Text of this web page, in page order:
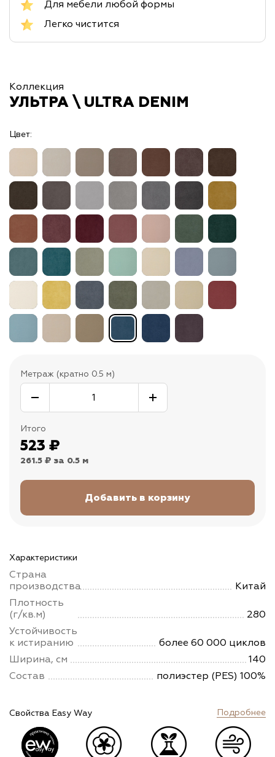
Для мебели любой формы
Легко чистится
Коллекция
УЛЬТРА \ ULTRA DENIM
Цвет:
Метраж (кратно 0.5 м)
Итого
523 ₽
261.5 ₽ за 0.5 м
Характеристики
Страна
производства
Китай
Плотность
(г/кв.м)
280
Устойчивость
к истиранию
более 60 000 циклов
Ширина, см
140
Состав
полиэстер (PES) 100%
Свойства Easy Way Подробнее